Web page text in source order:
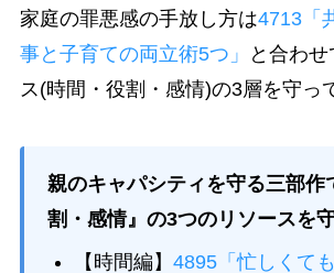
家庭の罪悪感の手放し方は4713「
事と子育ての両立術5つ」
と合わ
ス(時間・役割・感情)の3層を守っ
親のキャパシティを守る三部作
割・感情』の3つのリソースを
【時間編】 4895「忙しくて